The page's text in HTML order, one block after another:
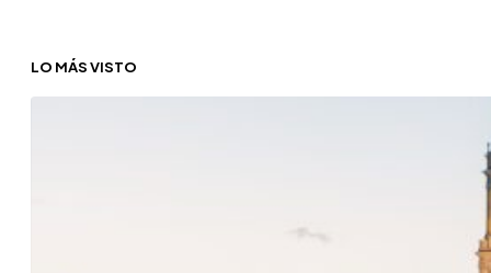
LO MÁS VISTO